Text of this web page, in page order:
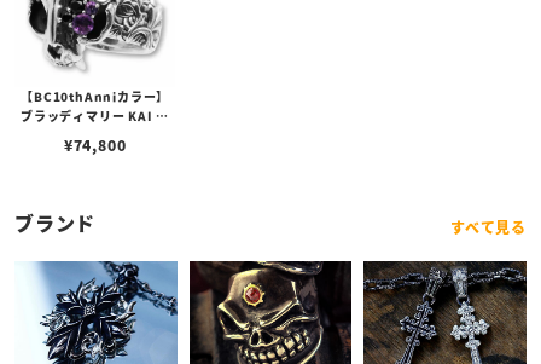
【BC10thAnniカラー】
ブラッディマリー KAI リ
¥74,800
ブランド すべて見る